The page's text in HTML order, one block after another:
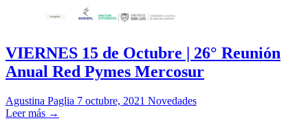
VIERNES 15 de Octubre | 26° Reunión
Anual Red Pymes Mercosur
Agustina Paglia 7 octubre, 2021 Novedades
Leer más →